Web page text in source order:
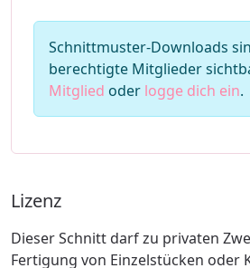
Schnittmuster-Downloads
berechtigte Mitglieder
Mitglied oder logge dich ein.
Lizenz
Dieser Schnitt darf zu privaten
Fertigung von Einzelstücken oder